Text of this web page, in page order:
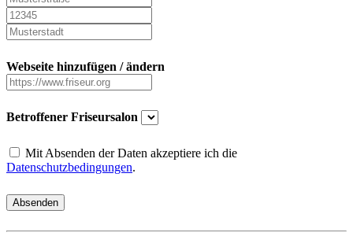
Webseite hinzufügen / ändern
Betroffener Friseursalon
Mit Absenden der Daten akzeptiere ich die
Datenschutzbedingungen.
Absenden